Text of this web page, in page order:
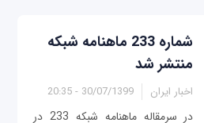
شماره 233 ماهنامه شبکه
منتشر شد
اخبار ایران 30/07/1399 - 20:35
در سرمقاله ماهنامه شبکه 233 در